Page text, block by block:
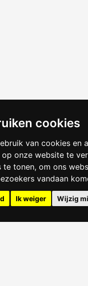
cookies
van cookies en
onze website te
te tonen, om ons
vandaan
Ik weiger Wijzig